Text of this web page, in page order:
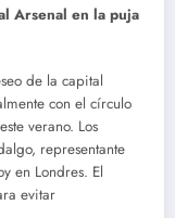
Arsenal en la puja
de la capital
con el círculo
verano. Los
representante
en Londres. El
evitar